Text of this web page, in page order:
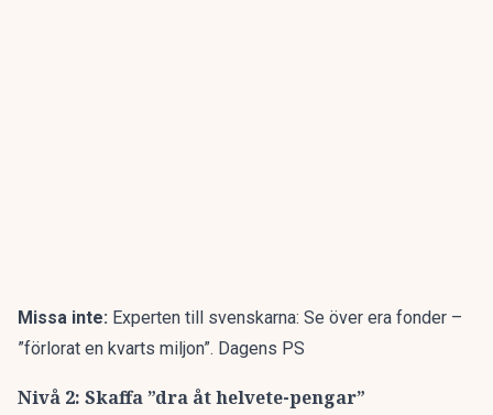
Missa inte: Experten till svenskarna: Se över era fonder –
”förlorat en kvarts miljon”. Dagens PS
Nivå 2: Skaffa ”dra åt helvete-pengar”